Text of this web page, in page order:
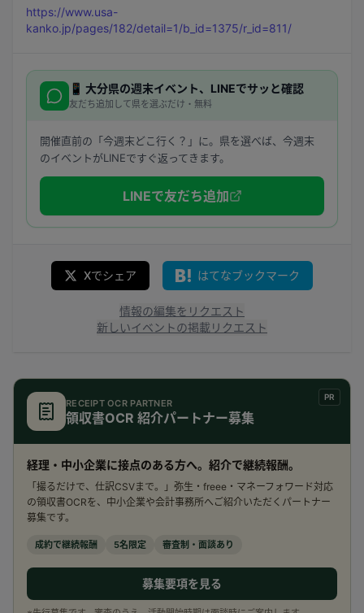
https://www.usa-
kanko.jp/pages/182/detail=1/b_id=1375/r_id=811/
📱 大分県の週末イベント、LINEでサッと確認
友だち追加して県を選ぶだけ・無料
開催直前の「今週末どこ行く？」に。県を選べば、今週末
のイベントがLINEですぐ返ってきます。
LINEで友だち追加
Xでシェア はてなブックマーク
情報の編集をリクエスト
新しいイベントの掲載リクエスト
PR
RECEIPT OCR PARTNER
領収書OCR 紹介パートナー募集
経理・中小企業に接点のある方へ。紹介で継続報酬。
「撮るだけで、仕訳CSVまで。」弥生・freee・マネーフォワード対応
の領収書OCRを、中小企業や会計事務所へご紹介いただくパートナー
募集です。
成約で継続報酬 5名限定 審査制・面談あり
募集要項を見る